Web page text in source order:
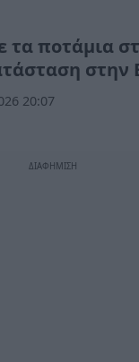
τα ποτάμια
στην
20:07